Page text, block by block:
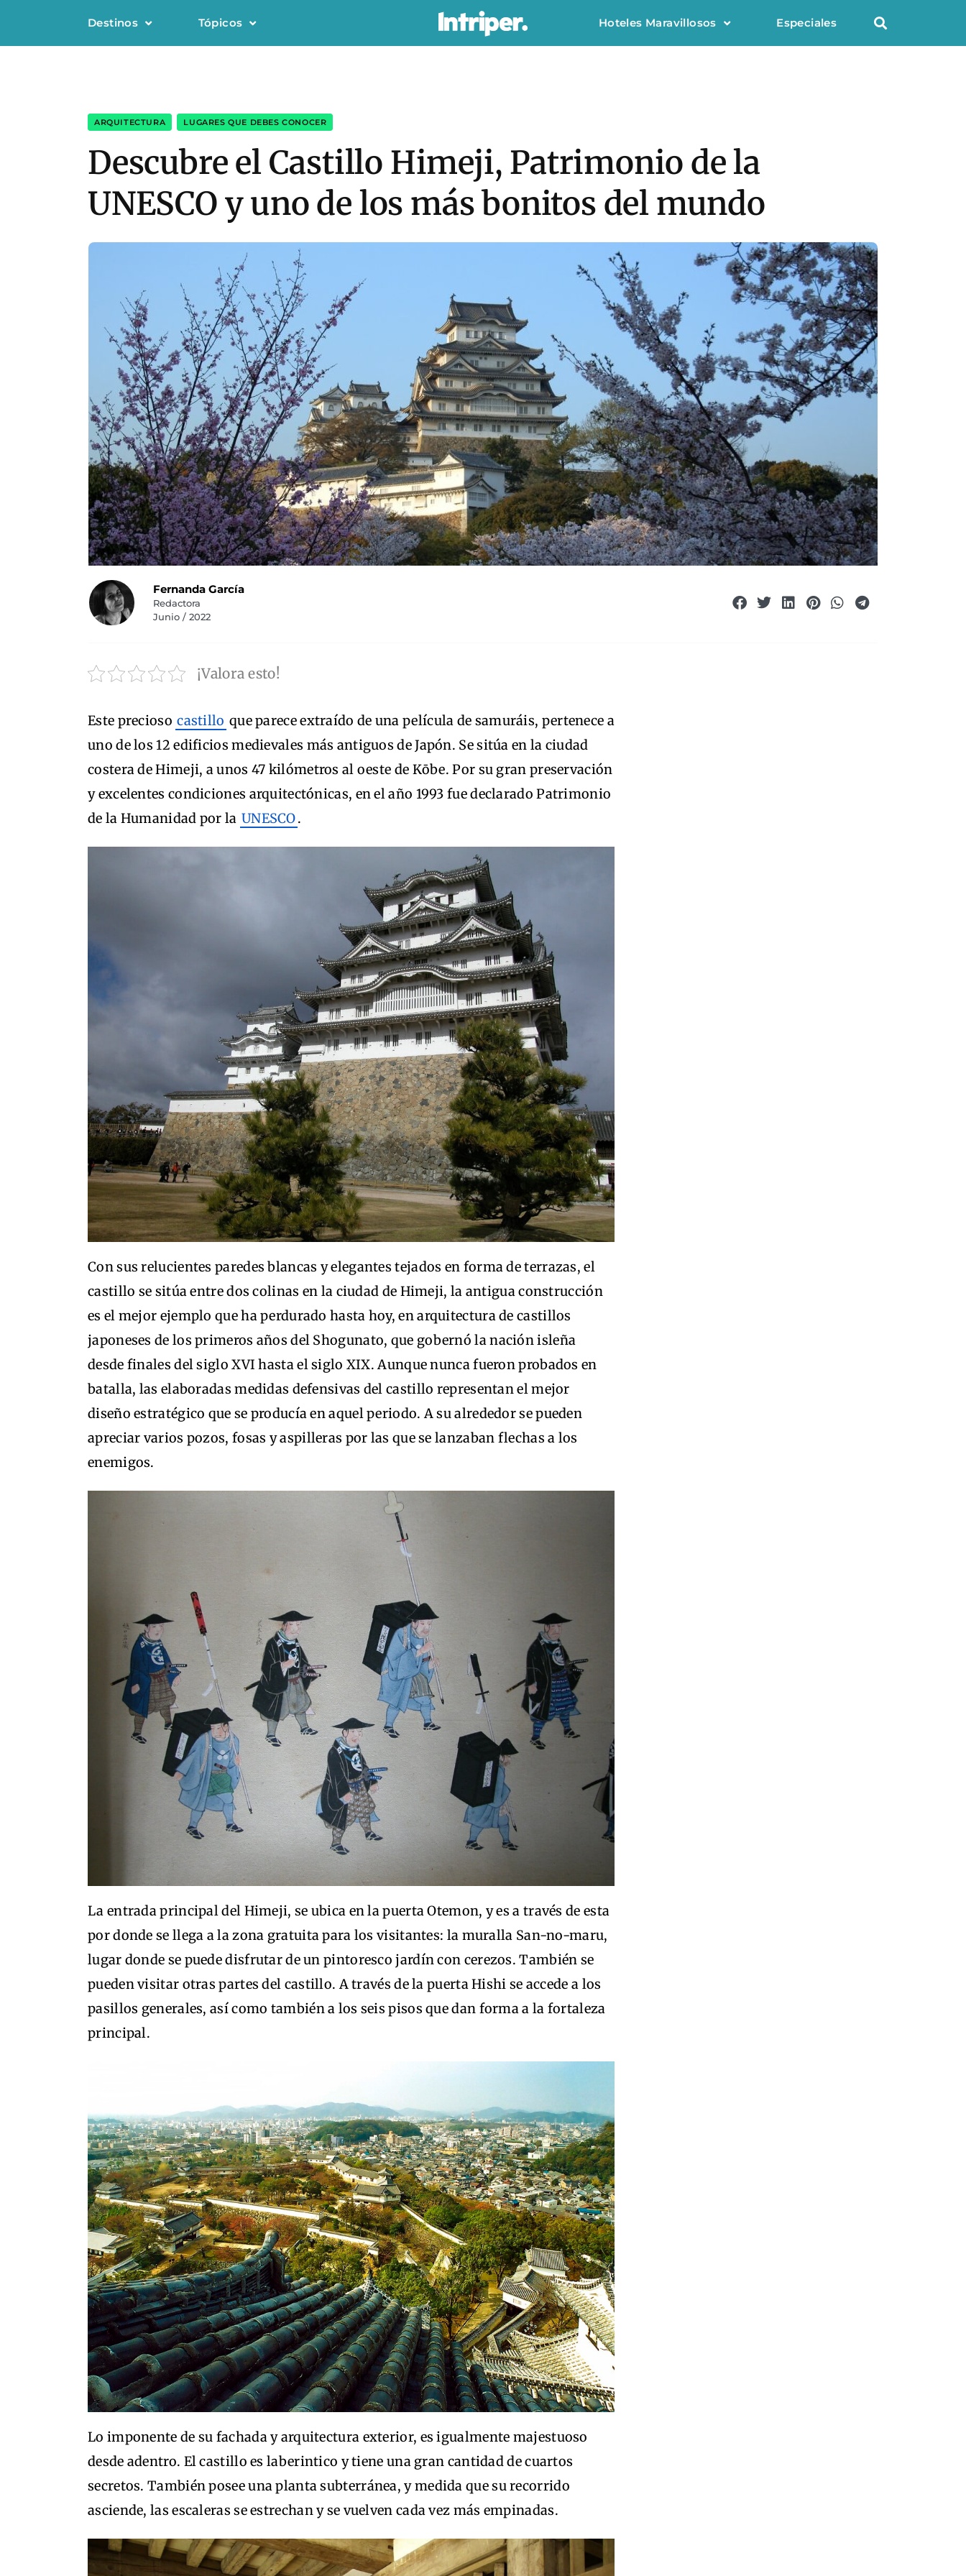
Destinos Tópicos Hoteles Maravillosos Especiales
ARQUITECTURA LUGARES QUE DEBES CONOCER
Descubre el Castillo Himeji, Patrimonio de la
UNESCO y uno de los más bonitos del mundo
Fernanda García
Redactora
Junio / 2022
¡Valora esto!
Este precioso castillo que parece extraído de una película de samuráis, pertenece a
uno de los 12 edificios medievales más antiguos de Japón. Se sitúa en la ciudad
costera de Himeji, a unos 47 kilómetros al oeste de Kōbe. Por su gran preservación
y excelentes condiciones arquitectónicas, en el año 1993 fue declarado Patrimonio
de la Humanidad por la UNESCO.
Con sus relucientes paredes blancas y elegantes tejados en forma de terrazas, el
castillo se sitúa entre dos colinas en la ciudad de Himeji, la antigua construcción
es el mejor ejemplo que ha perdurado hasta hoy, en arquitectura de castillos
japoneses de los primeros años del Shogunato, que gobernó la nación isleña
desde finales del siglo XVI hasta el siglo XIX. Aunque nunca fueron probados en
batalla, las elaboradas medidas defensivas del castillo representan el mejor
diseño estratégico que se producía en aquel periodo. A su alrededor se pueden
apreciar varios pozos, fosas y aspilleras por las que se lanzaban flechas a los
enemigos.
La entrada principal del Himeji, se ubica en la puerta Otemon, y es a través de esta
por donde se llega a la zona gratuita para los visitantes: la muralla San-no-maru,
lugar donde se puede disfrutar de un pintoresco jardín con cerezos. También se
pueden visitar otras partes del castillo. A través de la puerta Hishi se accede a los
pasillos generales, así como también a los seis pisos que dan forma a la fortaleza
principal.
Lo imponente de su fachada y arquitectura exterior, es igualmente majestuoso
desde adentro. El castillo es laberintico y tiene una gran cantidad de cuartos
secretos. También posee una planta subterránea, y medida que su recorrido
asciende, las escaleras se estrechan y se vuelven cada vez más empinadas.